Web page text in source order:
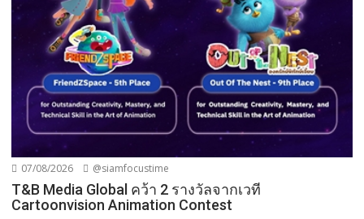
07/08/2026 @siamfocustime
T&B Media Global คว้า 2 รางวัลจากเวที
Cartoonvision Animation Contest